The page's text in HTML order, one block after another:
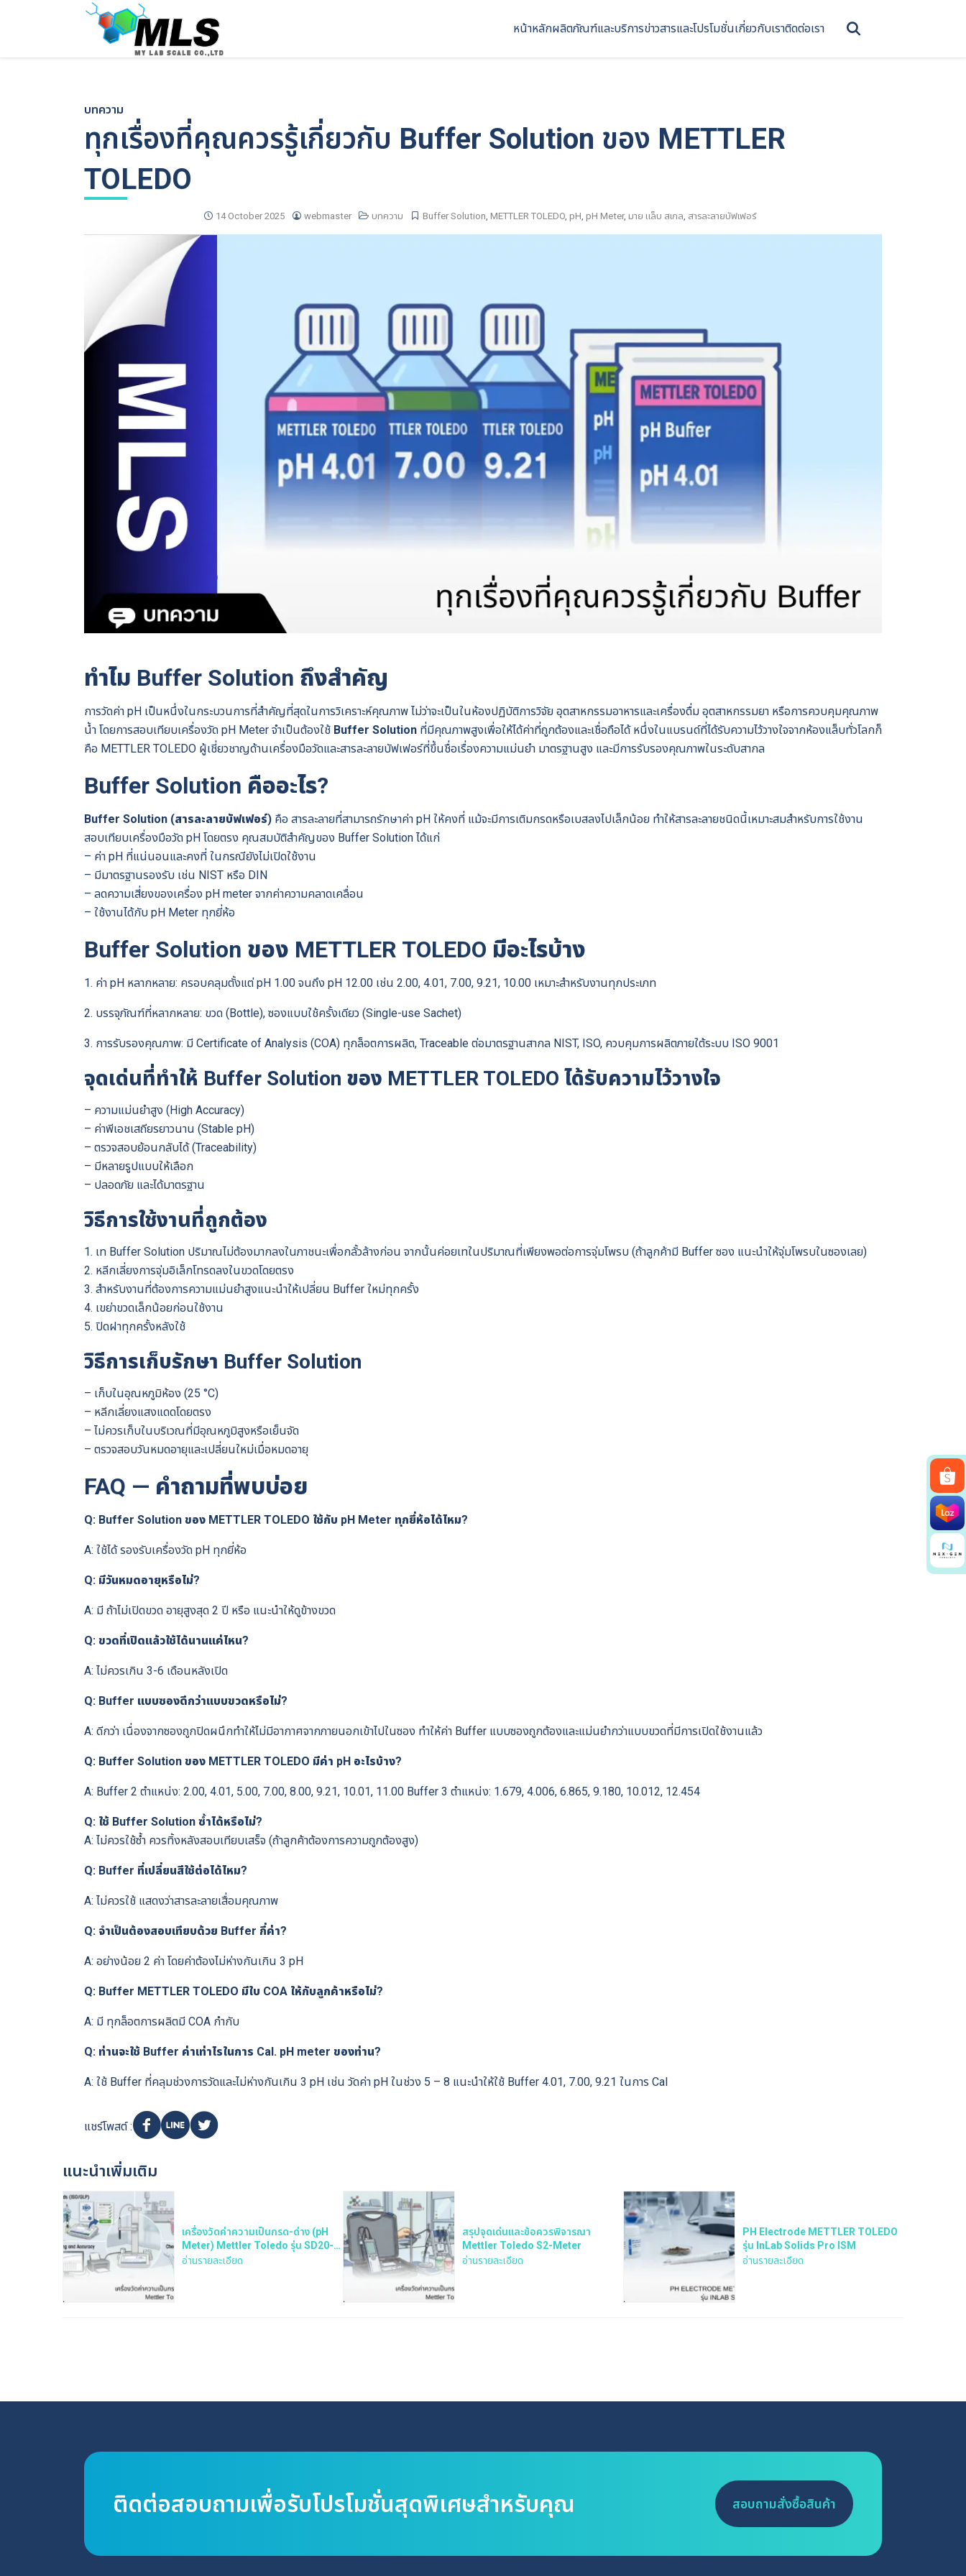
หน้าหลักผลิตภัณฑ์และบริการข่าวสารและโปรโมชั่นเกี่ยวกับเราติดต่อเรา
for:
บทความ
ทุกเรื่องที่คุณควรรู้เกี่ยวกับ Buffer Solution ของ METTLER
TOLEDO
14 October 2025 webmaster บทความ Buffer Solution, METTLER TOLEDO, pH, pH Meter, มาย แล็บ สเกล, สารละลายบัฟเฟอร์
ทำไม Buffer Solution ถึงสำคัญ
การวัดค่า pH เป็นหนึ่งในกระบวนการที่สำคัญที่สุดในการวิเคราะห์คุณภาพ ไม่ว่าจะเป็นในห้องปฏิบัติการวิจัย อุตสาหกรรมอาหารและเครื่องดื่ม อุตสาหกรรมยา หรือการควบคุมคุณภาพ
น้ำ โดยการสอบเทียบเครื่องวัด pH Meter จำเป็นต้องใช้ Buffer Solution ที่มีคุณภาพสูงเพื่อให้ได้ค่าที่ถูกต้องและเชื่อถือได้ หนึ่งในแบรนด์ที่ได้รับความไว้วางใจจากห้องแล็บทั่วโลกก็
คือ METTLER TOLEDO ผู้เชี่ยวชาญด้านเครื่องมือวัดและสารละลายบัฟเฟอร์ที่ขึ้นชื่อเรื่องความแม่นยำ มาตรฐานสูง และมีการรับรองคุณภาพในระดับสากล
Buffer Solution คืออะไร?
Buffer Solution (สารละลายบัฟเฟอร์) คือ สารละลายที่สามารถรักษาค่า pH ให้คงที่ แม้จะมีการเติมกรดหรือเบสลงไปเล็กน้อย ทำให้สารละลายชนิดนี้เหมาะสมสำหรับการใช้งาน
สอบเทียบเครื่องมือวัด pH โดยตรง คุณสมบัติสำคัญของ Buffer Solution ได้แก่
– ค่า pH ที่แน่นอนและคงที่ ในกรณียังไม่เปิดใช้งาน
– มีมาตรฐานรองรับ เช่น NIST หรือ DIN
– ลดความเสี่ยงของเครื่อง pH meter จากค่าความคลาดเคลื่อน
– ใช้งานได้กับ pH Meter ทุกยี่ห้อ
Buffer Solution ของ METTLER TOLEDO มีอะไรบ้าง
1. ค่า pH หลากหลาย: ครอบคลุมตั้งแต่ pH 1.00 จนถึง pH 12.00 เช่น 2.00, 4.01, 7.00, 9.21, 10.00 เหมาะสำหรับงานทุกประเภท
2. บรรจุภัณฑ์ที่หลากหลาย: ขวด (Bottle), ซองแบบใช้ครั้งเดียว (Single-use Sachet)
3. การรับรองคุณภาพ: มี Certificate of Analysis (COA) ทุกล็อตการผลิต, Traceable ต่อมาตรฐานสากล NIST, ISO, ควบคุมการผลิตภายใต้ระบบ ISO 9001
จุดเด่นที่ทำให้ Buffer Solution ของ METTLER TOLEDO ได้รับความไว้วางใจ
– ความแม่นยำสูง (High Accuracy)
– ค่าพีเอชเสถียรยาวนาน (Stable pH)
– ตรวจสอบย้อนกลับได้ (Traceability)
– มีหลายรูปแบบให้เลือก
– ปลอดภัย และได้มาตรฐาน
วิธีการใช้งานที่ถูกต้อง
1. เท Buffer Solution ปริมาณไม่ต้องมากลงในภาชนะเพื่อกลั้วล้างก่อน จากนั้นค่อยเทในปริมาณที่เพียงพอต่อการจุ่มโพรบ (ถ้าลูกค้ามี Buffer ซอง แนะนำให้จุ่มโพรบในซองเลย)
2. หลีกเลี่ยงการจุ่มอิเล็กโทรดลงในขวดโดยตรง
3. สำหรับงานที่ต้องการความแม่นยำสูงแนะนำให้เปลี่ยน Buffer ใหม่ทุกครั้ง
4. เขย่าขวดเล็กน้อยก่อนใช้งาน
5. ปิดฝาทุกครั้งหลังใช้
วิธีการเก็บรักษา Buffer Solution
– เก็บในอุณหภูมิห้อง (25 °C)
– หลีกเลี่ยงแสงแดดโดยตรง
– ไม่ควรเก็บในบริเวณที่มีอุณหภูมิสูงหรือเย็นจัด
– ตรวจสอบวันหมดอายุและเปลี่ยนใหม่เมื่อหมดอายุ
FAQ — คำถามที่พบบ่อย
Q: Buffer Solution ของ METTLER TOLEDO ใช้กับ pH Meter ทุกยี่ห้อได้ไหม?
A: ใช้ได้ รองรับเครื่องวัด pH ทุกยี่ห้อ
Q: มีวันหมดอายุหรือไม่?
A: มี ถ้าไม่เปิดขวด อายุสูงสุด 2 ปี หรือ แนะนำให้ดูข้างขวด
Q: ขวดที่เปิดแล้วใช้ได้นานแค่ไหน?
A: ไม่ควรเกิน 3-6 เดือนหลังเปิด
Q: Buffer แบบซองดีกว่าแบบขวดหรือไม่?
A: ดีกว่า เนื่องจากซองถูกปิดผนึกทำให้ไม่มีอากาศจากภายนอกเข้าไปในซอง ทำให้ค่า Buffer แบบซองถูกต้องและแม่นยำกว่าแบบขวดที่มีการเปิดใช้งานแล้ว
Q: Buffer Solution ของ METTLER TOLEDO มีค่า pH อะไรบ้าง?
A: Buffer 2 ตำแหน่ง: 2.00, 4.01, 5.00, 7.00, 8.00, 9.21, 10.01, 11.00 Buffer 3 ตำแหน่ง: 1.679, 4.006, 6.865, 9.180, 10.012, 12.454
Q: ใช้ Buffer Solution ซ้ำได้หรือไม่?
A: ไม่ควรใช้ซ้ำ ควรทิ้งหลังสอบเทียบเสร็จ (ถ้าลูกค้าต้องการความถูกต้องสูง)
Q: Buffer ที่เปลี่ยนสีใช้ต่อได้ไหม?
A: ไม่ควรใช้ แสดงว่าสารละลายเสื่อมคุณภาพ
Q: จำเป็นต้องสอบเทียบด้วย Buffer กี่ค่า?
A: อย่างน้อย 2 ค่า โดยค่าต้องไม่ห่างกันเกิน 3 pH
Q: Buffer METTLER TOLEDO มีใบ COA ให้กับลูกค้าหรือไม่?
A: มี ทุกล็อตการผลิตมี COA กำกับ
Q: ท่านจะใช้ Buffer ค่าเท่าไรในการ Cal. pH meter ของท่าน?
A: ใช้ Buffer ที่คลุมช่วงการวัดและไม่ห่างกันเกิน 3 pH เช่น วัดค่า pH ในช่วง 5 – 8 แนะนำให้ใช้ Buffer 4.01, 7.00, 9.21 ในการ Cal
แชร์โพสต์ :
แนะนำเพิ่มเติม
เครื่องวัดค่าความเป็นกรด-ด่าง (pH
Meter) Mettler Toledo รุ่น SD20-
KIT
อ่านรายละเอียด
สรุปจุดเด่นและข้อควรพิจารณา
Mettler Toledo S2-Meter
อ่านรายละเอียด
PH Electrode METTLER TOLEDO
รุ่น InLab Solids Pro ISM
อ่านรายละเอียด
ติดต่อสอบถามเพื่อรับโปรโมชั่นสุดพิเศษสำหรับคุณ สอบถามสั่งซื้อสินค้า